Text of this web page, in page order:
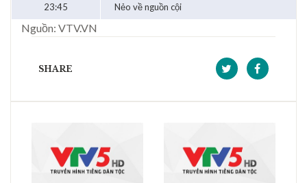
23:45 Nẻo về nguồn cội
Nguồn: VTV.VN
SHARE